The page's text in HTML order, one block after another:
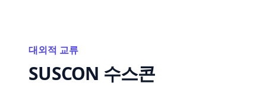
대외적 교류
SUSCON 수스콘